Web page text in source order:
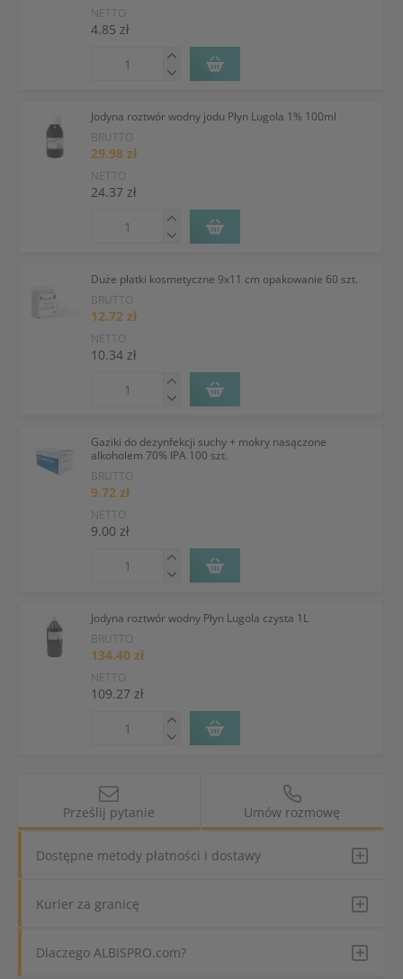
NETTO
4.85 zł
Jodyna roztwór wodny jodu Płyn Lugola 1% 100ml
BRUTTO
29.98 zł
NETTO
24.37 zł
Duże płatki kosmetyczne 9x11 cm opakowanie 60 szt.
BRUTTO
12.72 zł
NETTO
10.34 zł
Gaziki do dezynfekcji suchy + mokry nasączone
alkoholem 70% IPA 100 szt.
BRUTTO
9.72 zł
NETTO
9.00 zł
Jodyna roztwór wodny Płyn Lugola czysta 1L
BRUTTO
134.40 zł
NETTO
109.27 zł
Prześlij pytanie Umów rozmowę
Dostępne metody płatności i dostawy
Kurier za granicę
Dlaczego ALBISPRO.com?